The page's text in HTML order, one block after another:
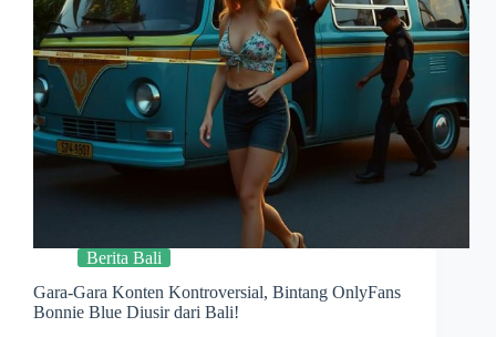
Berita Bali
Gara-Gara Konten Kontroversial, Bintang OnlyFans
Bonnie Blue Diusir dari Bali!